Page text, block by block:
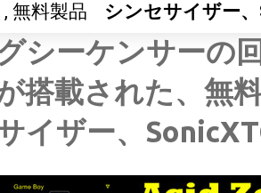
無料製品
シンセサイザー
シーケンサーの
搭載された、無
イザー、